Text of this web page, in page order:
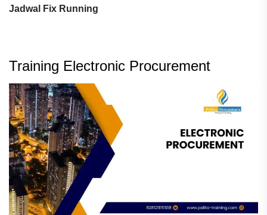
Jadwal Fix Running
Training Electronic Procurement